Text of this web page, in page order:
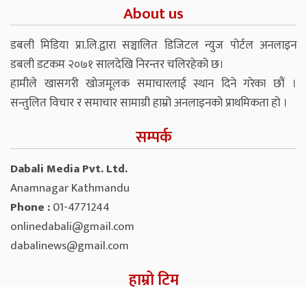
About us
डबली मिडिया प्रा.लि.द्वारा सञ्चालित डिजिटल न्युज पोर्टल अनलाइन
डबली डटकम २०७१ सालदेखि निरन्तर चलिरहेको छ।
हामीले खासगरी खोजमूलक समाचारलाई स्थान दिने गरेका छौं ।
सन्तुलित विचार र समाचार सामाग्री हाम्रो अनलाइनको प्राथमिकता हो ।
सम्पर्क
Dabali Media Pvt. Ltd.
Anamnagar Kathmandu
Phone :01-4771244
onlinedabali@gmail.com
dabalinews@gmail.com
हाम्रो टिम